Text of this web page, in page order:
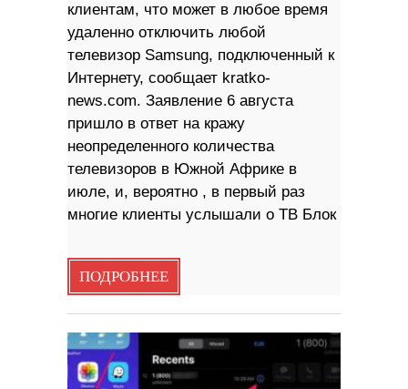
клиентам, что может в любое время
удаленно отключить любой
телевизор Samsung, подключенный к
Интернету, сообщает kratko-
news.com. Заявление 6 августа
пришло в ответ на кражу
неопределенного количества
телевизоров в Южной Африке в
июле, и, вероятно , в первый раз
многие клиенты услышали о ТВ Блок
ПОДРОБНЕЕ